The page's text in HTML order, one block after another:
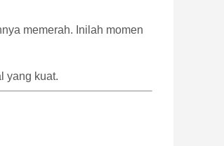
memerah. Inilah momen
yang kuat.